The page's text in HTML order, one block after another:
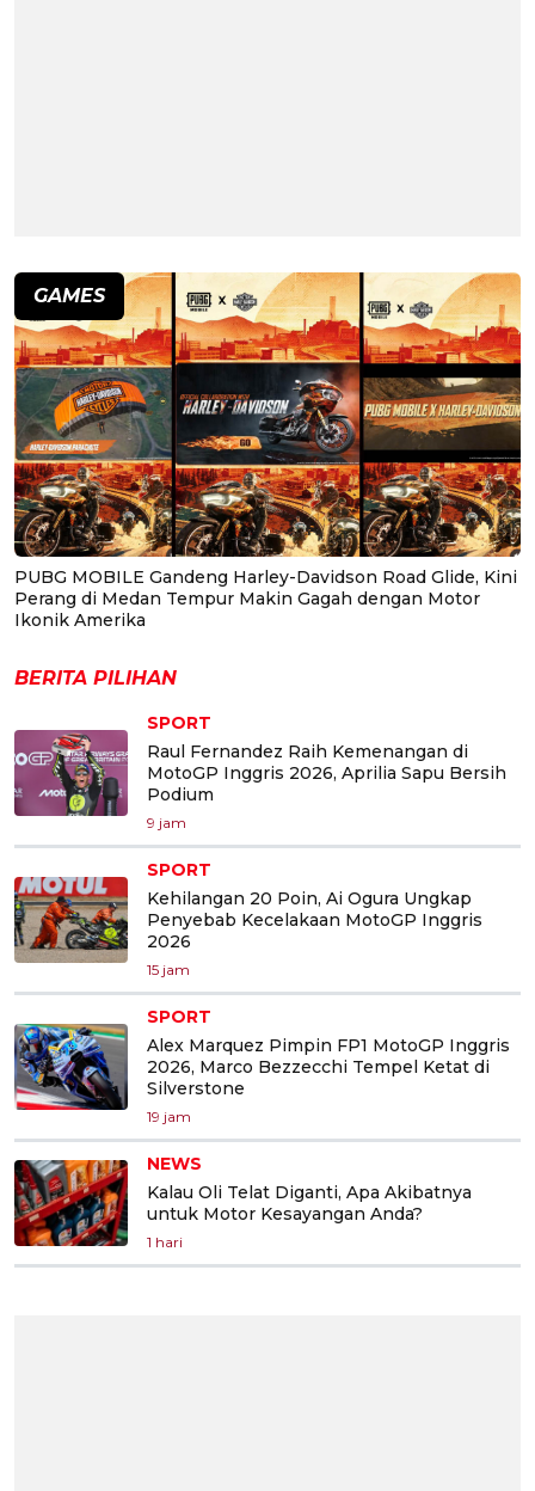
GAMES
PUBG MOBILE Gandeng Harley-Davidson Road Glide, Kini
Perang di Medan Tempur Makin Gagah dengan Motor
Ikonik Amerika
BERITA PILIHAN
SPORT
Raul Fernandez Raih Kemenangan di
MotoGP Inggris 2026, Aprilia Sapu Bersih
Podium
9 jam
SPORT
Kehilangan 20 Poin, Ai Ogura Ungkap
Penyebab Kecelakaan MotoGP Inggris
2026
15 jam
SPORT
Alex Marquez Pimpin FP1 MotoGP Inggris
2026, Marco Bezzecchi Tempel Ketat di
Silverstone
19 jam
NEWS
Kalau Oli Telat Diganti, Apa Akibatnya
untuk Motor Kesayangan Anda?
1 hari